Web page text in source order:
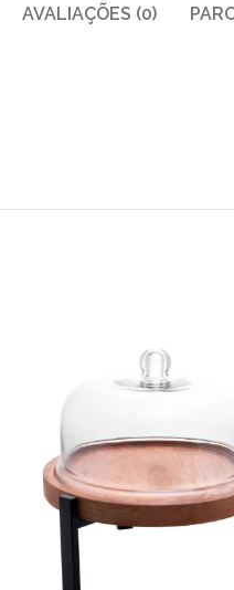
AVALIAÇÕES (0)